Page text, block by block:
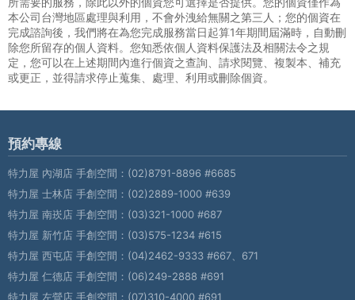
本公司台灣地區處理與利用，不會外洩給無關之第三人；您的個資在
完成諮詢後，我們將在為您完成服務當日起算1年期間屆滿時，自動刪
除您所留存的個人資料。您知悉依個人資料保護法及相關法令之規
定，您可以在上述期間內進行個資之查詢、請求閱覽、複製本、補充
或更正，並得請求停止蒐集、處理、利用或刪除個資。
預約專線
特力屋 內湖店 手創空間： (02)8791-8896 #6685
特力屋 士林店 手創空間： (02)2889-1000 #639
特力屋 南崁店 手創空間： (03)321-1000 #687
特力屋 新竹店 手創空間： (03)575-1234 #615
特力屋 西屯店 手創空間： (04)2462-9333 #667、671
特力屋 仁德店 手創空間： (06)249-2888 #691
特力屋 左營店 手創空間： (07)310-4000 #691